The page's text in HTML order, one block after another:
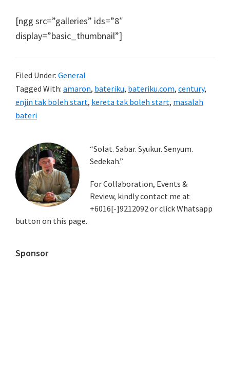
[ngg src=”galleries” ids=”8″
display=”basic_thumbnail”]
Filed Under: General
Tagged With: amaron, bateriku, bateriku.com, century,
enjin tak boleh start, kereta tak boleh start, masalah
bateri
Primary
Sidebar
“Solat. Sabar. Syukur. Senyum.
Sedekah.”
For Collaboration, Events &
Review, kindly contact me at
+6016[-]9212092 or click Whatsapp
button on this page.
Sponsor